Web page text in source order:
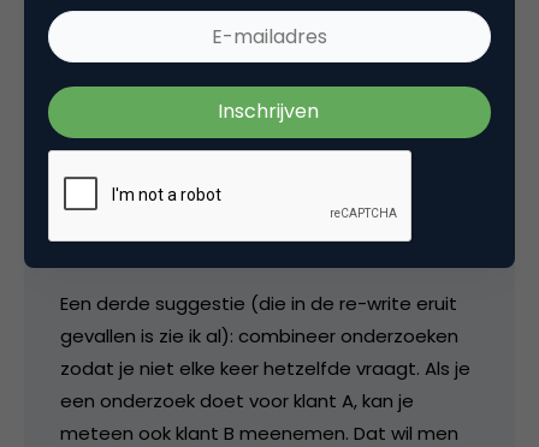
En een ander heel belangrijk advies is natuurlijk:
denk nu eens een keer aan je respondent. Ga
niet enkel uit van je opdrachtgever en zijn
wensen, maar ook van de vraag waar je
respondent wel en niet op wil antwoorden. Of
met name: hoe vaak je iets kan terug laten
komen.
Een derde suggestie (die in de re-write eruit
gevallen is zie ik al): combineer onderzoeken
zodat je niet elke keer hetzelfde vraagt. Als je
een onderzoek doet voor klant A, kan je
meteen ook klant B meenemen. Dat wil men